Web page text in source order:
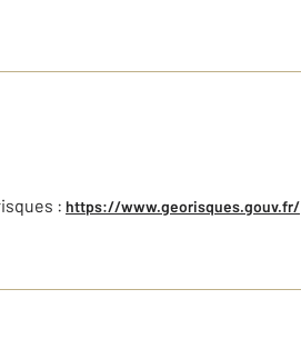
: https://www.georisques.gouv.fr/